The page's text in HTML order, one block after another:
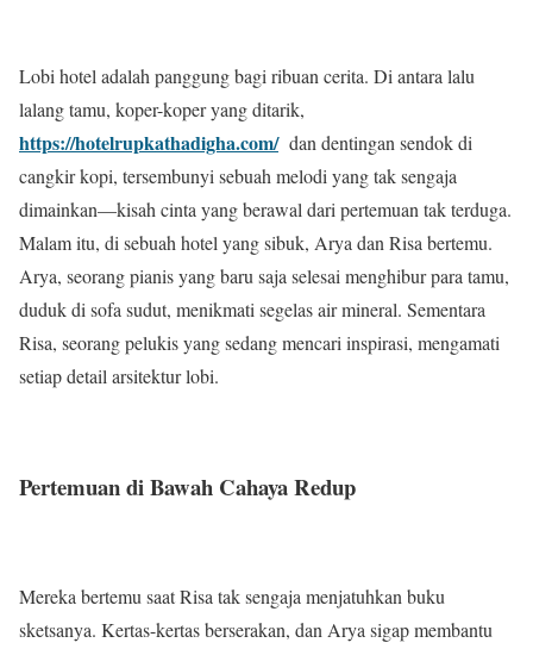
Lobi hotel adalah panggung bagi ribuan cerita. Di antara lalu
lalang tamu, koper-koper yang ditarik,
https://hotelrupkathadigha.com/dan dentingan sendok di
cangkir kopi, tersembunyi sebuah melodi yang tak sengaja
dimainkan—kisah cinta yang berawal dari pertemuan tak terduga.
Malam itu, di sebuah hotel yang sibuk, Arya dan Risa bertemu.
Arya, seorang pianis yang baru saja selesai menghibur para tamu,
duduk di sofa sudut, menikmati segelas air mineral. Sementara
Risa, seorang pelukis yang sedang mencari inspirasi, mengamati
setiap detail arsitektur lobi.
Pertemuan di Bawah Cahaya Redup
Mereka bertemu saat Risa tak sengaja menjatuhkan buku
sketsanya. Kertas-kertas berserakan, dan Arya sigap membantu